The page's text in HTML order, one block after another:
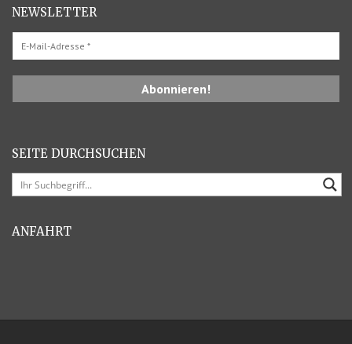
NEWSLETTER
SEITE DURCHSUCHEN
ANFAHRT